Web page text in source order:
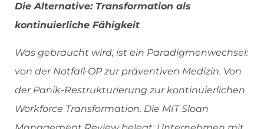
Die Alternative: Transformation als
kontinuierliche Fähigkeit
Was gebraucht wird, ist ein Paradigmenwechsel:
von der Notfall-OP zur präventiven Medizin. Von
der Panik-Restrukturierung zur kontinuierlichen
Workforce Transformation. Die MIT Sloan